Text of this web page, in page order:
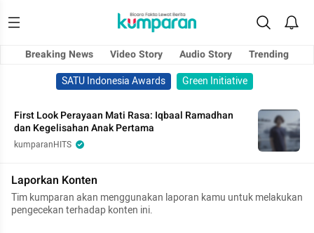
Breaking News Video Story Audio Story
Trending
SATU Indonesia Awards
Green Initiative
First Look Perayaan Mati Rasa: Iqbaal Ramadhan
dan Kegelisahan Anak Pertama
kumparanHITS
Laporkan Konten
Tim kumparan akan menggunakan laporan kamu untuk melakukan
pengecekan terhadap konten ini.